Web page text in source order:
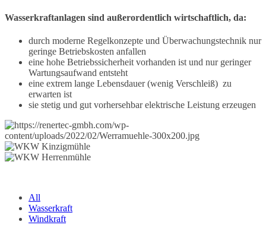
Wasserkraftanlagen sind außerordentlich wirtschaftlich, da:
durch moderne Regelkonzepte und Überwachungstechnik nur
geringe Betriebskosten anfallen
eine hohe Betriebssicherheit vorhanden ist und nur geringer
Wartungsaufwand entsteht
eine extrem lange Lebensdauer (wenig Verschleiß) zu
erwarten ist
sie stetig und gut vorhersehbar elektrische Leistung erzeugen
All
Wasserkraft
Windkraft